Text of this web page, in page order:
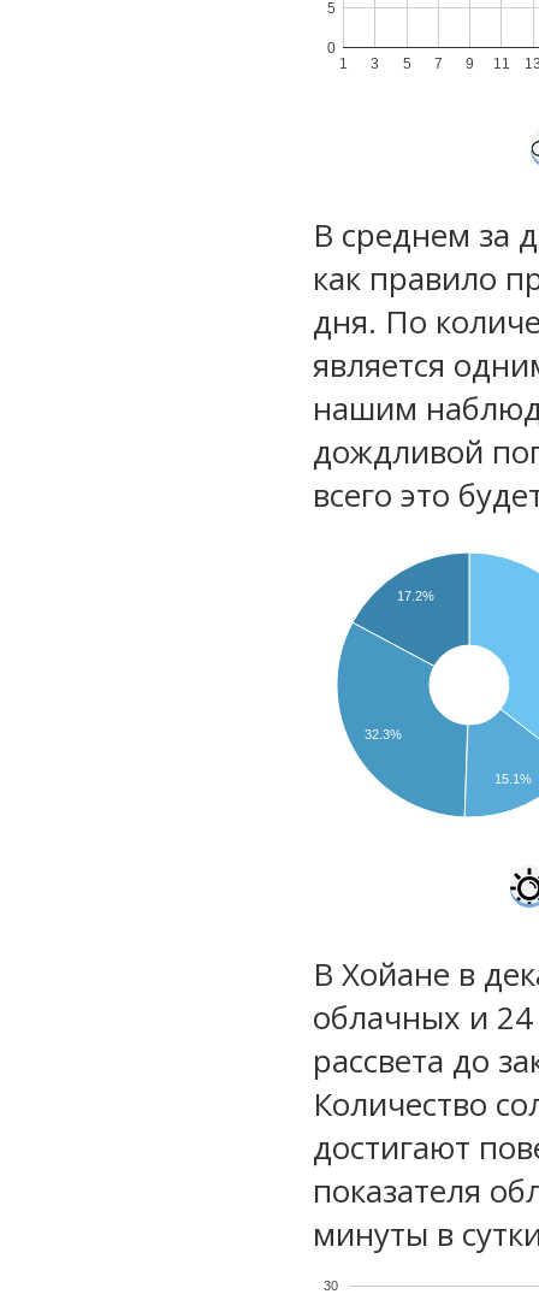
1 3 5 7 9 11
0
5
В среднем за
как правило
дня. По
является
нашим
дождливой
всего это
17.2%
32.3%
15.1%
В Хойане в
облачных и
рассвета до
Количество
достигают
показателя
минуты в
30